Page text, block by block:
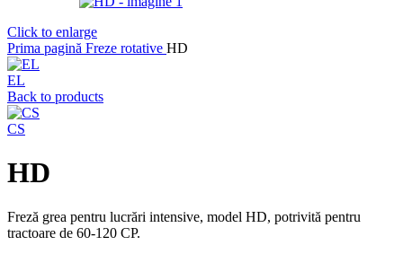
Click to enlarge
Prima pagină Freze rotative HD
EL
Back to products
CS
HD
Freză grea pentru lucrări intensive, model HD, potrivită pentru
tractoare de 60-120 CP.